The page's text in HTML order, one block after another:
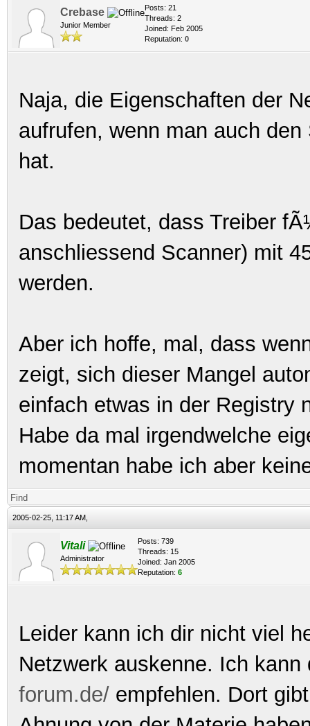
Crebase
Junior Member
Posts: 21
Threads: 2
Joined: Feb 2005
Reputation: 0
Naja, die Eigenschaften der
aufrufen, wenn man auch
hat.
Das bedeutet, dass Treiber
anschliessend Scanner) mit
werden.
Aber ich hoffe, mal, dass
zeigt, sich dieser Mangel
einfach etwas in der Registry
Habe da mal irgendwelche
momentan habe ich aber
Find
2005-02-25, 11:17 AM,
Vitali
Administrator
Posts: 739
Threads: 15
Joined: Jan 2005
Reputation: 6
Leider kann ich dir nicht viel
Netzwerk auskenne. Ich
forum.de/ empfehlen. Dort